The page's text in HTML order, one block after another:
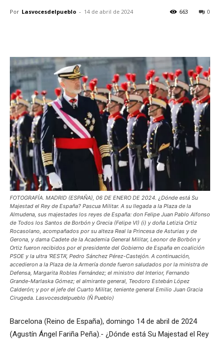
Por Lasvocesdelpueblo - 14 de abril de 2024 0
663
FOTOGRAFÍA. MADRID (ESPAÑA), 06 DE ENERO DE 2024. ¿Dónde está Su
Majestad el Rey de España? Pascua Militar. A su llegada a la Plaza de la
Almudena, sus majestades los reyes de España: don Felipe Juan Pablo Alfonso
de Todos los Santos de Borbón y Grecia (Felipe VI) (i) y doña Letizia Ortiz
Rocasolano, acompañados por su alteza Real la Princesa de Asturias y de
Gerona, y dama Cadete de la Academia General Militar, Leonor de Borbón y
Ortiz fueron recibidos por el presidente del Gobierno de España en coalición
PSOE y la ultra 'RESTA', Pedro Sánchez Pérez-Castejón. A continuación,
accedieron a la Plaza de la Armería donde fueron saludados por la ministra de
Defensa, Margarita Robles Fernández; el ministro del Interior, Fernando
Grande-Marlaska Gómez; el almirante general, Teodoro Estebán López
Calderón; y por el jefe del Cuarto Militar, teniente general Emilio Juan Gracia
Cirugeda. Lasvocesdelpueblo (Ñ Pueblo)
Barcelona (Reino de España), domingo 14 de abril de 2024
(Agustín Ángel Fariña Peña).- ¿Dónde está Su Majestad el Rey